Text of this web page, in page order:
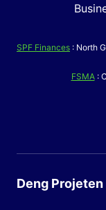
SPF Finances : North
FSMA:
Deng Projeten